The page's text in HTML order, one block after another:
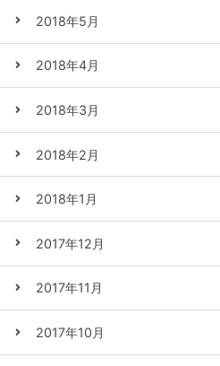
2018年5月
2018年4月
2018年3月
2018年2月
2018年1月
2017年12月
2017年11月
2017年10月